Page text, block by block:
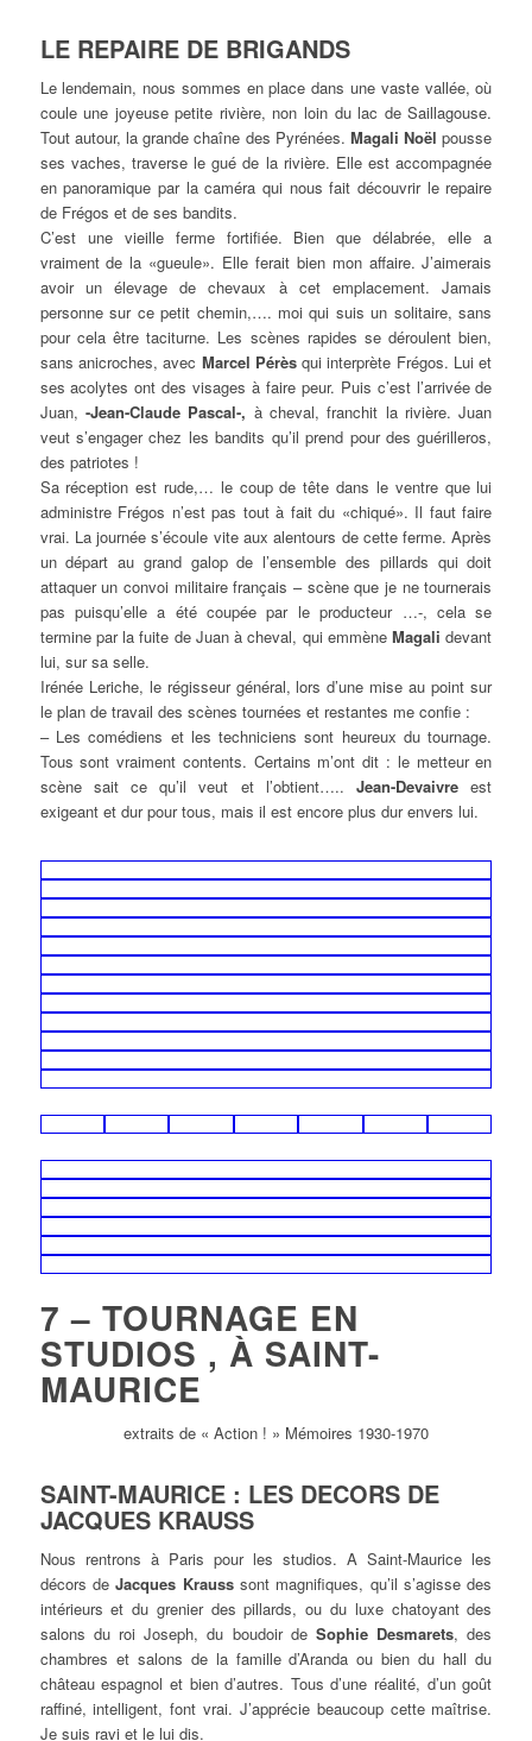
LE REPAIRE DE BRIGANDS
Le lendemain, nous sommes en place dans une vaste vallée, où
coule une joyeuse petite rivière, non loin du lac de Saillagouse.
Tout autour, la grande chaîne des Pyrénées. Magali Noël pousse
ses vaches, traverse le gué de la rivière. Elle est accompagnée
en panoramique par la caméra qui nous fait découvrir le repaire
de Frégos et de ses bandits.
C’est une vieille ferme fortifiée. Bien que délabrée, elle a
vraiment de la «gueule». Elle ferait bien mon affaire. J’aimerais
avoir un élevage de chevaux à cet emplacement. Jamais
personne sur ce petit chemin,…. moi qui suis un solitaire, sans
pour cela être taciturne. Les scènes rapides se déroulent bien,
sans anicroches, avec Marcel Pérèsqui interprète Frégos. Lui et
ses acolytes ont des visages à faire peur. Puis c’est l’arrivée de
Juan, -Jean-Claude Pascal-, à cheval, franchit la rivière. Juan
veut s’engager chez les bandits qu’il prend pour des guérilleros,
des patriotes !
Sa réception est rude,… le coup de tête dans le ventre que lui
administre Frégos n’est pas tout à fait du «chiqué». Il faut faire
vrai. La journée s’écoule vite aux alentours de cette ferme. Après
un départ au grand galop de l’ensemble des pillards qui doit
attaquer un convoi militaire français – scène que je ne tournerais
pas puisqu’elle a été coupée par le producteur …-, cela se
termine par la fuite de Juan à cheval, qui emmèneMagali devant
lui, sur sa selle.
Irénée Leriche, le régisseur général, lors d’une mise au point sur
le plan de travail des scènes tournées et restantes me confie :
– Les comédiens et les techniciens sont heureux du tournage.
Tous sont vraiment contents. Certains m’ont dit : le metteur en
scène sait ce qu’il veut et l’obtient…..Jean-Devaivre est
exigeant et dur pour tous, mais il est encore plus dur envers lui.
7 – TOURNAGE EN
STUDIOS , À SAINT-
MAURICE
extraits de « Action ! » Mémoires 1930-1970
SAINT-MAURICE : LES DECORS DE
JACQUES KRAUSS
Nous rentrons à Paris pour les studios. A Saint-Maurice les
décors deJacques Krausssont magnifiques, qu’il s’agisse des
intérieurs et du grenier des pillards, ou du luxe chatoyant des
salons du roi Joseph, du boudoir de Sophie Desmarets, des
chambres et salons de la famille d’Aranda ou bien du hall du
château espagnol et bien d’autres. Tous d’une réalité, d’un goût
raffiné, intelligent, font vrai. J’apprécie beaucoup cette maîtrise.
Je suis ravi et le lui dis.